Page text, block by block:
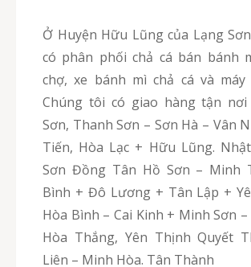
Ở Huyện Hữu Lũng của Lạng Sơn, chúng tôi
có phân phối chả cá bán bánh
chợ, xe bánh mì chả cá và máy
Chúng tôi có giao hàng tận
Sơn, Thanh Sơn – Sơn Hà – Vân
Tiến, Hòa Lạc + Hữu Lũng.
Sơn Đồng Tân Hồ Sơn – Minh
Bình + Đô Lương + Tân Lập +
Hòa Bình – Cai Kinh + Minh Sơn
Hòa Thắng, Yên Thịnh Quyết
Liên – Minh Hòa. Tân Thành